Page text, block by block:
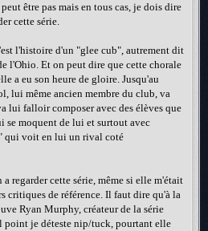
être pas mais en tous cas, je dois dire
cette série.
l'histoire d'un "glee cub", autrement dit
l'Ohio. Et on peut dire que cette chorale
a eu son heure de gloire. Jusqu'au
lui même ancien membre du club, va
lui falloir composer avec des élèves que
se moquent de lui et surtout avec
qui voit en lui un rival coté
regarder cette série, même si elle m'était
critiques de référence. Il faut dire qu'à la
Ryan Murphy, créateur de la série
point je déteste nip/tuck, pourtant elle